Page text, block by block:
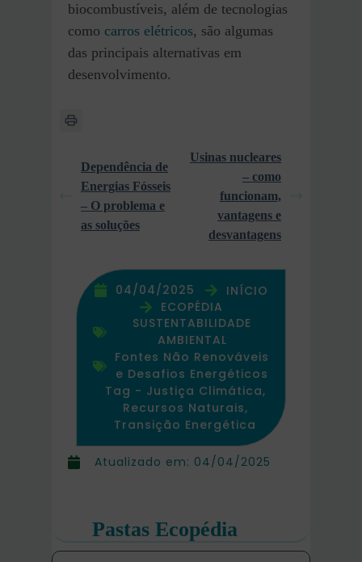
Atualizado em: 04/04/2025
biocombustíveis, além de tecnologias
como carros elétricos, são algumas
das principais alternativas em
desenvolvimento.
Dependência de
Energias Fósseis
– O problema e
as soluções
Usinas nucleares
– como
funcionam,
vantagens e
desvantagens
04/04/2025
INÍCIO
ECOPÉDIA
SUSTENTABILIDADE
AMBIENTAL
Fontes Não Renováveis
e Desafios Energéticos
Tag - Justiça Climática,
Recursos Naturais,
Transição Energética
Pastas Ecopédia